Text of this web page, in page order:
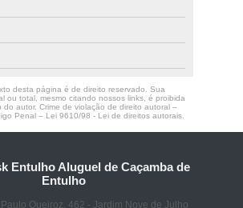
desta página é de direito reservado. Sua
ou total, mesmo citando nossos links, é proibida
do autor. Crime de violação de direito autoral –
Penal – Lei 9610/98 - Lei de direitos autorais.
Entulho Aluguel de Caçamba de
Entulho
Queiroz, 462 - Jardim Nove de Julho